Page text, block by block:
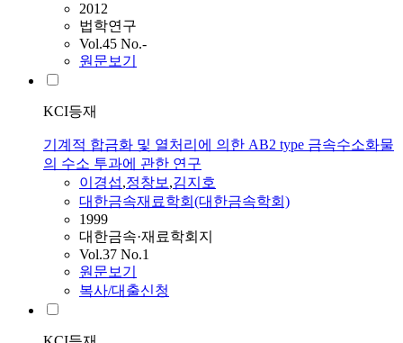
2012
법학연구
Vol.45 No.-
원문보기
KCI등재
기계적 합금화 및 열처리에 의한 AB2 type 금속수소화물
의 수소 투과에 관한 연구
이경섭,정창보,김지호
대한금속재료학회(대한금속학회)
1999
대한금속·재료학회지
Vol.37 No.1
원문보기
복사/대출신청